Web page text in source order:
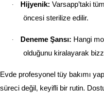
· Hijyenik: Varsapp’taki
öncesi sterilize edilir.
· Deneme Şansı: Hangi
olduğunu kiralayarak
Evde profesyonel tüy bakımı
süreci değil, keyifli bir rutin.